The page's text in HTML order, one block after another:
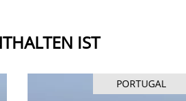
IST
PORTUGAL